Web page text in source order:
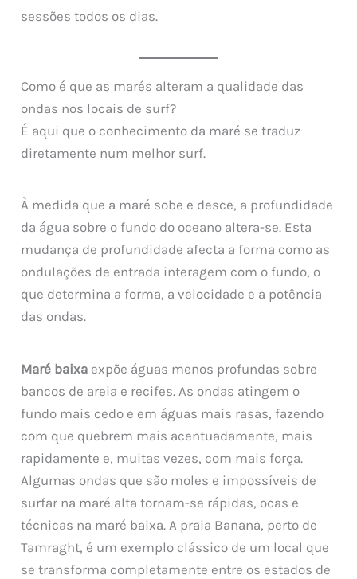
sessões todos os dias.
Como é que as marés alteram a qualidade das
ondas nos locais de surf?
É aqui que o conhecimento da maré se traduz
diretamente num melhor surf.
À medida que a maré sobe e desce, a profundidade
da água sobre o fundo do oceano altera-se. Esta
mudança de profundidade afecta a forma como as
ondulações de entrada interagem com o fundo, o
que determina a forma, a velocidade e a potência
das ondas.
Maré baixa expõe águas menos profundas sobre
bancos de areia e recifes. As ondas atingem o
fundo mais cedo e em águas mais rasas, fazendo
com que quebrem mais acentuadamente, mais
rapidamente e, muitas vezes, com mais força.
Algumas ondas que são moles e impossíveis de
surfar na maré alta tornam-se rápidas, ocas e
técnicas na maré baixa. A praia Banana, perto de
Tamraght, é um exemplo clássico de um local que
se transforma completamente entre os estados de